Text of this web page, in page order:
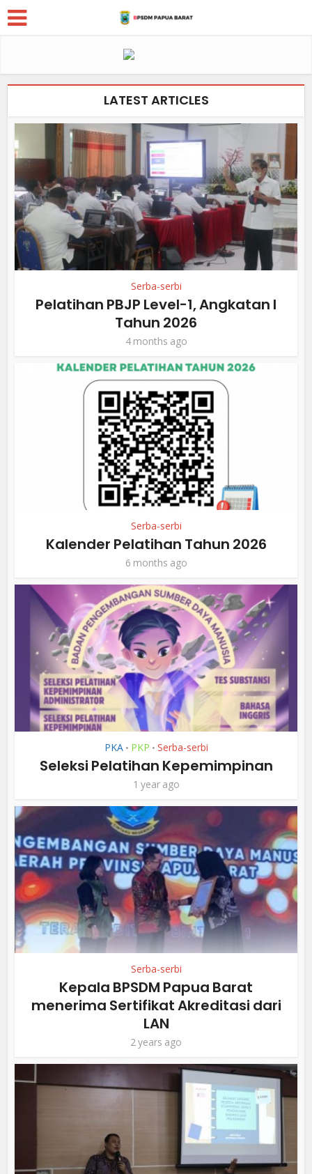
LATEST ARTICLES
Serba-serbi
Pelatihan PBJP Level-1, Angkatan I
Tahun 2026
4 months ago
Serba-serbi
Kalender Pelatihan Tahun 2026
6 months ago
PKA • PKP • Serba-serbi
Seleksi Pelatihan Kepemimpinan
1 year ago
Serba-serbi
Kepala BPSDM Papua Barat
menerima Sertifikat Akreditasi dari
LAN
2 years ago